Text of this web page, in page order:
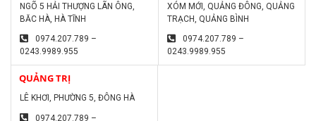
NGÕ 5 HẢI THƯỢNG LÃN ÔNG,
BĂC HÀ, HÀ TĨNH
0974.207.789 –
0243.9989.955
XÓM MỚI, QUẢNG ĐÔNG, QUẢNG
TRẠCH, QUẢNG BÌNH
0974.207.789 –
0243.9989.955
QUẢNG TRỊ
LÊ KHƠI, PHƯỜNG 5, ĐÔNG HÀ
0974.207.789 –